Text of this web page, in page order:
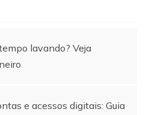
lavando? Veja
e acessos digitais: Guia